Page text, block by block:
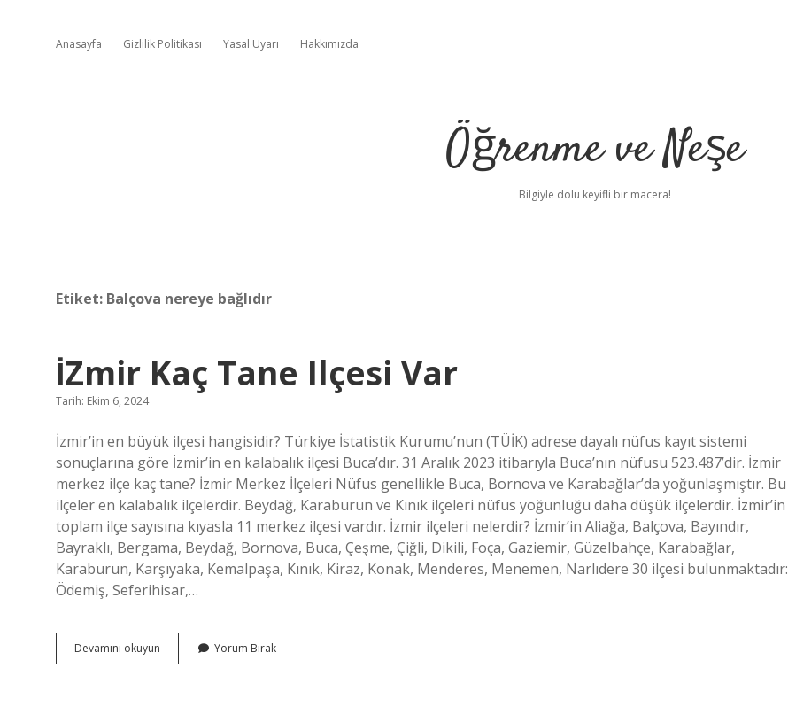
Anasayfa Gizlilik Politikası Yasal Uyarı Hakkımızda
Öğrenme ve Neşe
Bilgiyle dolu keyifli bir macera!
Etiket: Balçova nereye bağlıdır
İZmir Kaç Tane Ilçesi Var
Tarih: Ekim 6, 2024
İzmir’in en büyük ilçesi hangisidir? Türkiye İstatistik Kurumu’nun (TÜİK) adrese dayalı nüfus kayıt sistemi
sonuçlarına göre İzmir’in en kalabalık ilçesi Buca’dır. 31 Aralık 2023 itibarıyla Buca’nın nüfusu 523.487’dir. İzmir
merkez ilçe kaç tane? İzmir Merkez İlçeleri Nüfus genellikle Buca, Bornova ve Karabağlar’da yoğunlaşmıştır. Bu
ilçeler en kalabalık ilçelerdir. Beydağ, Karaburun ve Kınık ilçeleri nüfus yoğunluğu daha düşük ilçelerdir. İzmir’in
toplam ilçe sayısına kıyasla 11 merkez ilçesi vardır. İzmir ilçeleri nelerdir? İzmir’in Aliağa, Balçova, Bayındır,
Bayraklı, Bergama, Beydağ, Bornova, Buca, Çeşme, Çiğli, Dikili, Foça, Gaziemir, Güzelbahçe, Karabağlar,
Karaburun, Karşıyaka, Kemalpaşa, Kınık, Kiraz, Konak, Menderes, Menemen, Narlıdere 30 ilçesi bulunmaktadır:
Ödemiş, Seferihisar,…
Devamını okuyun
Kaç
Yorum Bırak